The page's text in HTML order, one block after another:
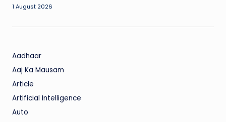
1 August 2026
Aadhaar
Aaj Ka Mausam
Article
Artificial Intelligence
Auto